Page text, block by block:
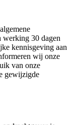
30 dagen
kennisgeving aan
wij onze
van onze
gewijzigde